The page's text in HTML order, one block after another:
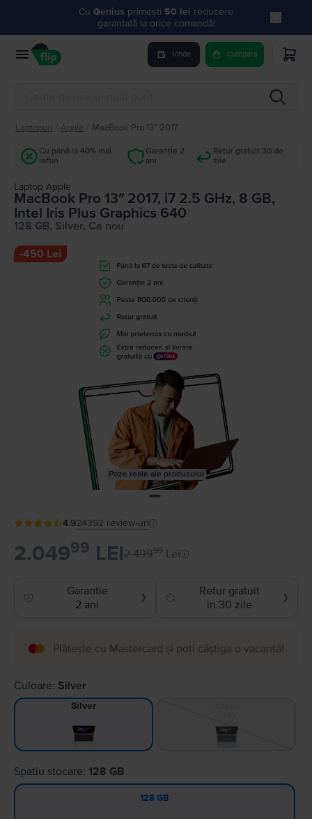
Cu Genius primești 50 lei reducere
garantată la orice comandă!
Vinde Cumpara
Laptopuri Apple MacBook Pro 13″ 2017
Cu până la 40% mai
ieftin
Garanție 2
ani
Retur gratuit 30 de
zile
Laptop Apple
MacBook Pro 13″ 2017, i7 2.5 GHz, 8 GB,
Intel Iris Plus Graphics 640
128 GB, Silver, Ca nou
-450 Lei
Poze reale ale produsului
4.924392 review-uri
2.04999 LEI2.49999 Lei
Garantie
2 ani
❯
Retur gratuit
in 30 zile
❯
Plătește cu Mastercard și poți câștiga o vacanță!
Culoare: Silver
Silver
Spatiu stocare: 128 GB
128 GB